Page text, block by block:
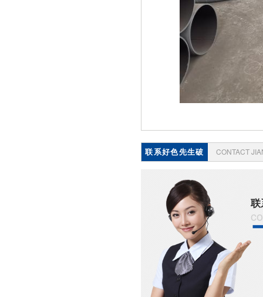
联系好色先生破
CONTACT